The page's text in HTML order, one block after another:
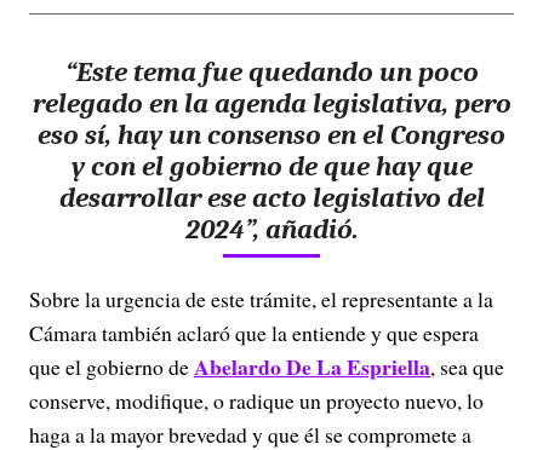
“Este tema fue quedando un poco
relegado en la agenda legislativa, pero
eso sí, hay un consenso en el Congreso
y con el gobierno de que hay que
desarrollar ese acto legislativo del
2024”, añadió.
Sobre la urgencia de este trámite, el representante a la
Cámara también aclaró que la entiende y que espera
que el gobierno deAbelardo De La Espriella, sea que
conserve, modifique, o radique un proyecto nuevo, lo
haga a la mayor brevedad y que él se compromete a